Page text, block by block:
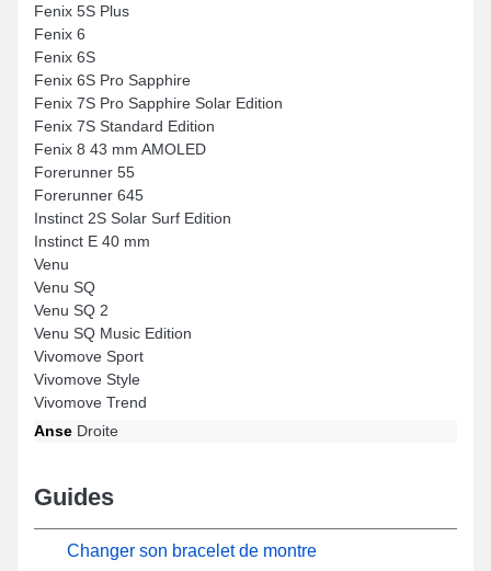
Fenix 5S Plus
Fenix 6
Fenix 6S
Fenix 6S Pro Sapphire
Fenix 7S Pro Sapphire Solar Edition
Fenix 7S Standard Edition
Fenix 8 43 mm AMOLED
Forerunner 55
Forerunner 645
Instinct 2S Solar Surf Edition
Instinct E 40 mm
Venu
Venu SQ
Venu SQ 2
Venu SQ Music Edition
Vivomove Sport
Vivomove Style
Vivomove Trend
Anse Droite
Guides
Changer son bracelet de montre